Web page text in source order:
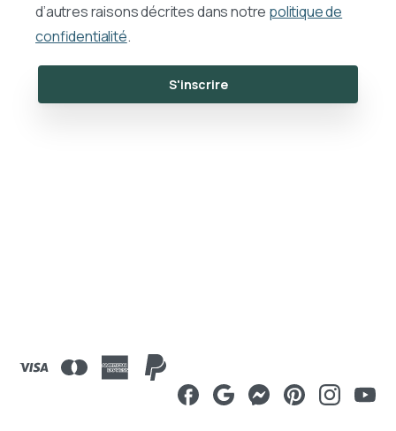
d’autres raisons décrites dans notre politique de
confidentialité.
S'inscrire